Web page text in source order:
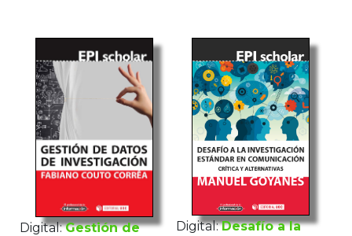
Digital: Gestión de
Digital: Desafío a la